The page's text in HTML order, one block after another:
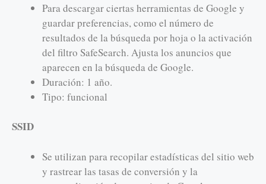
Para descargar ciertas herramientas de Google y
guardar preferencias, como el número de
resultados de la búsqueda por hoja o la activación
del filtro SafeSearch. Ajusta los anuncios que
aparecen en la búsqueda de Google.
Duración: 1 año.
Tipo: funcional
SSID
Se utilizan para recopilar estadísticas del sitio web
y rastrear las tasas de conversión y la